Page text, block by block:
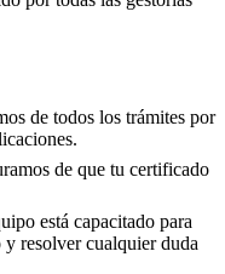
de todos los trámites por
de que tu certificado
está capacitado para
y resolver cualquier duda